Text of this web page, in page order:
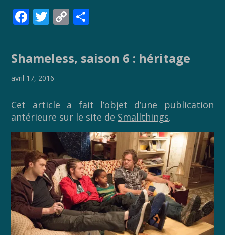
F
b
o
k
T
itt
er
C
y
k
ta
g
Shameless, saison 6 : héritage
avril 17, 2016
Cet article a fait l’objet d’une publication
antérieure sur le site de Smallthings.